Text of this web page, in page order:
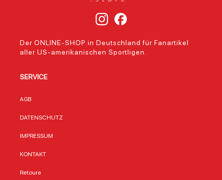
Der ONLINE-SHOP in Deutschland für Fanartikel
aller US-amerikanischen Sportligen.
SERVICE
AGB
DATENSCHUTZ
IMPRESSUM
KONTAKT
Retoure